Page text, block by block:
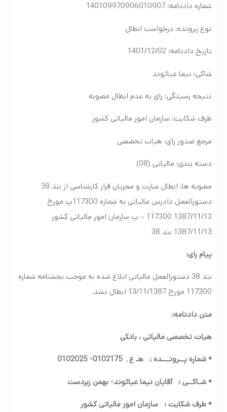
شماره دادنامه: 140109970906010907
نوع پرونده: درخواست ابطال
تاریخ دادنامه: 1401/12/02
شاکی: نیما غیاثوند
نتیجه رسیدگی: رای به عدم ابطال مصوبه
طرف شکایت: سازمان امور مالیاتی کشور
مرجع صدور رای: هیات تخصصی
دسته بندی: مالیاتی (08)
مصوبه ها: ابطال عبارت و مجریان قرار کارشناسی از بند 38
دستورالعمل دادرس مالیاتی به شماره 117300پ مورخ
1387/11/13 117300 – پ سازمان امور مالیاتی کشور
1387/11/13 بند 38
پیام رای:
بند 38 دستورالعمل مالیاتی ابلاغ شده به موجب بخشنامه شماره
117300 مورخ 13/11/1387 ابطال نشد.
متن دادنامه:
هیات تخصصی مالیاتی ، بانکی
*شماره پــرونـــده : هـ ع؍
*شـاکــی : آقایان نیما غیاثوند- بهمن زبردست
*طرف شکایت : سازمان امور مالیاتی کشور